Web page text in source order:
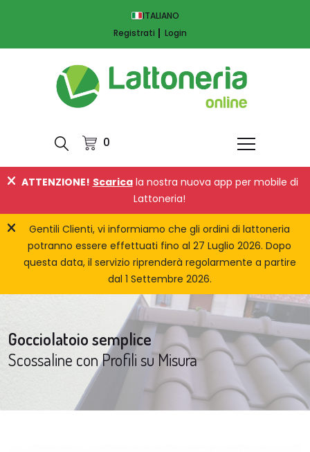
ITALIANO
Registrati
Login
0
ATTENZIONE! Scaricala nostra nuova app per mobile di
Lattoneria!
Gentili Clienti, vi informiamo che gli ordini di lattoneria
potranno essere effettuati fino al 27 Luglio 2026. Dopo
questa data, il servizio riprenderà regolarmente a partire
dal 1 Settembre 2026.
Gocciolatoio semplice
Scossaline con Profili su Misura